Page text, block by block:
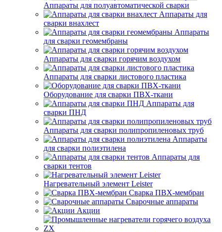
Аппараты для полуавтоматической сварки
Аппараты для
сварки внахлест
Аппараты
для сварки геомембраны
Аппараты для сварки горячим воздухом
Аппараты для сварки листового пластика
Оборудование для сварки ПВХ-ткани
Аппараты для
сварки ПНД
Аппараты для сварки полипропиленовых труб
Аппараты
для сварки полиэтилена
Аппараты для
сварки тентов
Нагревательный элемент Leister
Сварка ПВХ-мембран
Сварочные аппараты
Акции